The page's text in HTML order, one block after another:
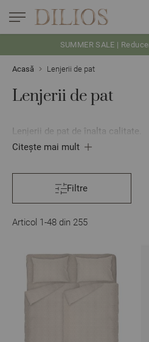
SUMMER SALE |
Acasă Lenjerii de pat
Lenjerii de pat
Lenjerii de pat de înalta calitate.
Citește mai mult
Filtre
Articol 1-48 din 255